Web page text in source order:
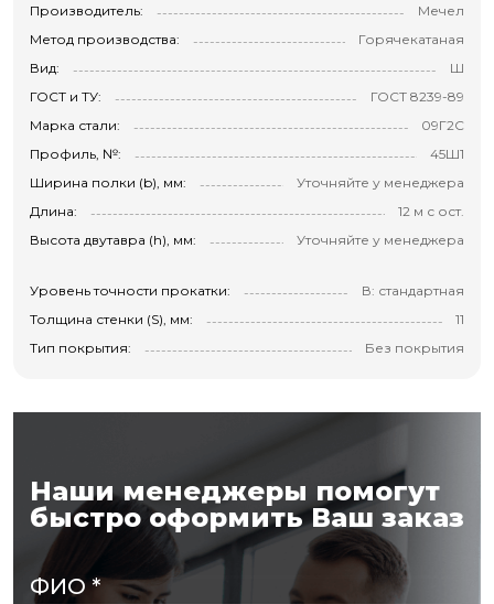
Производитель:
Мечел
Метод производства:
Горячекатаная
Вид:
Ш
ГОСТ и ТУ:
ГОСТ 8239-89
Марка стали:
09Г2С
Профиль, №:
45Ш1
Ширина полки (b), мм:
Уточняйте у менеджера
Длина:
12 м с ост.
Высота двутавра (h), мм:
Уточняйте у менеджера
Уровень точности прокатки:
В: стандартная
Толщина стенки (S), мм:
11
Тип покрытия:
Без покрытия
Наши менеджеры помогут
быстро оформить Ваш заказ
ФИО*